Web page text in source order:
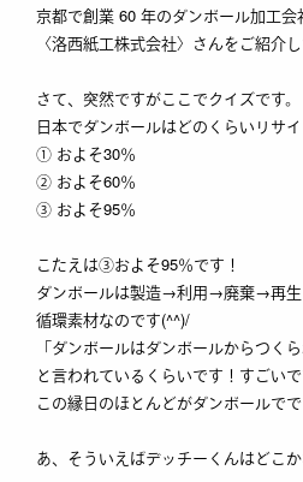
京都で創業 60 年のダンボール加工会
〈洛西紙工株式会社〉さんをご紹介し
さて、突然ですがここでクイズです。
日本でダンボールはどのくらいリサ
① およそ30％
② およそ60％
③ およそ95％
こたえは③およそ95％です！
ダンボールは製造→利用→廃棄→再生
循環素材なのです(^^)/
「ダンボールはダンボールからつくら
と言われているくらいです！すごいで
この縁日のほとんどがダンボールで
あ、そういえばデッチーくんはどこか